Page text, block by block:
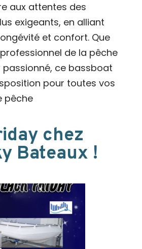
aux attentes des
exigeants, en alliant
et confort. Que
de la pêche
ce bassboat
pour toutes vos
pêche
chez
Bateaux !